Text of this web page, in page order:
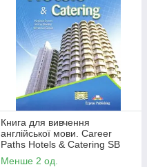
Книга для вивчення
англійської мови. Career
Paths Hotels & Catering SB
(with Digibooks App)
Менше 2 од.